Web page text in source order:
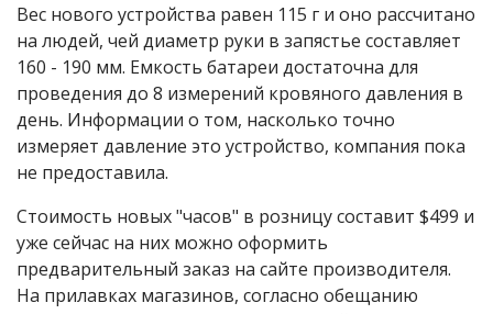
Вес нового устройства равен 115 г и оно рассчитано
на людей, чей диаметр руки в запястье составляет
160 - 190 мм. Емкость батареи достаточна для
проведения до 8 измерений кровяного давления в
день. Информации о том, насколько точно
измеряет давление это устройство, компания пока
не предоставила.
Стоимость новых "часов" в розницу составит $499 и
уже сейчас на них можно оформить
предварительный заказ на сайте производителя.
На прилавках магазинов, согласно обещанию